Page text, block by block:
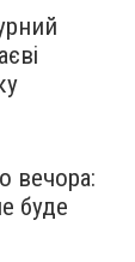
вечора:
буде